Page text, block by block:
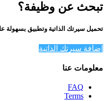
تبحث عن وظيفة؟
تحميل سيرتك الذاتية وتطبيق بسهولة
إضافة سيرتك الذاتية
معلومات عنا
FAQ
Terms